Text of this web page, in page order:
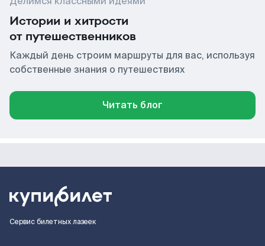
Истории и хитрости
от путешественников
Каждый день строим маршруты для вас, используя
собственные знания о путешествиях
Читать блог
Сервис билетных лазеек